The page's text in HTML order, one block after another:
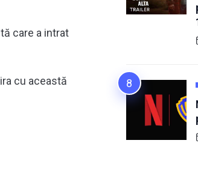
care a intrat
cu această